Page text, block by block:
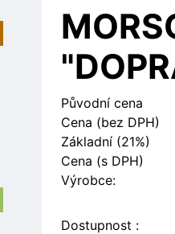
Původní cena
Cena (bez DPH)
Základní (21%)
Cena (s DPH)
Výrobce:
Dostupnost :